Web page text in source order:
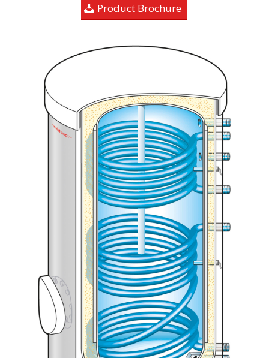
Product Brochure